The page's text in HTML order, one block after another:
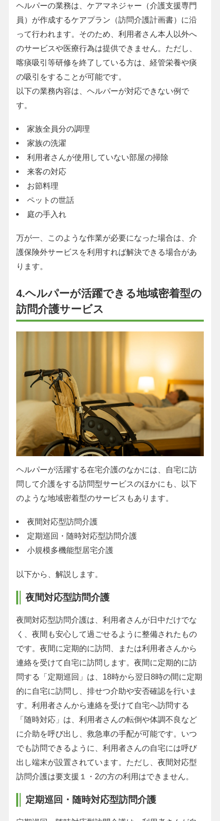
ヘルパーの業務は、ケアマネジャー（介護支援専門
員）が作成するケアプラン（訪問介護計画書）に沿
って行われます。そのため、利用者さん本人以外へ
のサービスや医療行為は提供できません。ただし、
喀痰吸引等研修を終了している方は、経管栄養や痰
の吸引をすることが可能です。
以下の業務内容は、ヘルパーが対応できない例で
す。
家族全員分の調理
家族の洗濯
利用者さんが使用していない部屋の掃除
来客の対応
お節料理
ペットの世話
庭の手入れ
万が一、このような作業が必要になった場合は、介
護保険外サービスを利用すれば解決できる場合があ
ります。
4.ヘルパーが活躍できる地域密着型の
訪問介護サービス
ヘルパーが活躍する在宅介護のなかには、自宅に訪
問して介護をする訪問型サービスのほかにも、以下
のような地域密着型のサービスもあります。
夜間対応型訪問介護
定期巡回・随時対応型訪問介護
小規模多機能型居宅介護
以下から、解説します。
夜間対応型訪問介護
夜間対応型訪問介護は、利用者さんが日中だけでな
く、夜間も安心して過ごせるように整備されたもの
です。夜間に定期的に訪問、または利用者さんから
連絡を受けて自宅に訪問します。夜間に定期的に訪
問する「定期巡回」は、18時から翌日8時の間に定期
的に自宅に訪問し、排せつ介助や安否確認を行いま
す。利用者さんから連絡を受けて自宅へ訪問する
「随時対応」は、利用者さんの転倒や体調不良など
に介助を呼び出し、救急車の手配が可能です。いつ
でも訪問できるように、利用者さんの自宅には呼び
出し端末が設置されています。ただし、夜間対応型
訪問介護は要支援１・2の方の利用はできません。
定期巡回・随時対応型訪問介護